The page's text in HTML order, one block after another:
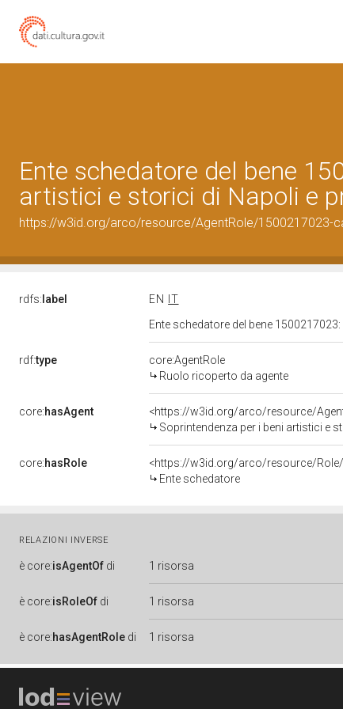
Ente schedatore del bene
artistici e storici di Napoli e
https://w3id.org/arco/resource/AgentRole/1500217023-
rdfs: label EN
IT
Ente schedatore del bene
rdf:type
core:AgentRole
Ruolo ricoperto da agente
core:hasAgent
<https://w3id.org/arco/resource/
Soprintendenza per i beni artistici e
core:hasRole
<https://w3id.org/arco/resource/
Ente schedatore
RELAZIONI INVERSE
è core:isAgentOf di 1 risorsa
è core:isRoleOf di 1 risorsa
è core:hasAgentRole di 1 risorsa